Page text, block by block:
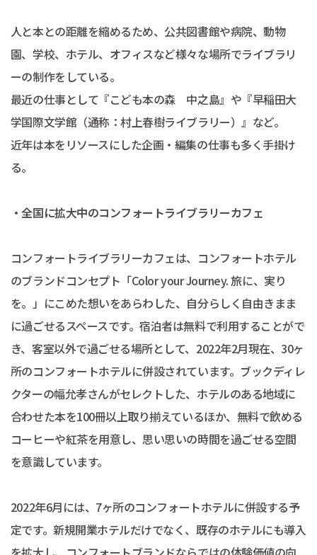
人と本との距離を縮めるため、公共図書館や病院、動物
園、学校、ホテル、オフィスなど様々な場所でライブラリ
ーの制作をしている。
最近の仕事として『こども本の森 中之島』や『早稲田大
学国際文学館（通称：村上春樹ライブラリー）』など。
近年は本をリソースにした企画・編集の仕事も多く手掛け
る。
・全国に拡大中のコンフォートライブラリーカフェ
コンフォートライブラリーカフェは、コンフォートホテル
のブランドコンセプト「Color your Journey. 旅に、実り
を。」にこめた想いをあらわした、自分らしく自由きまま
に過ごせるスペースです。宿泊者は無料で利用することがで
き、客室以外で過ごせる場所として、2022年2月現在、30ヶ
所のコンフォートホテルに併設されています。ブックディレ
クターの幅允孝さんがセレクトした、ホテルのある地域に
合わせた本を100冊以上取り揃えているほか、無料で飲める
コーヒーや紅茶を用意し、思い思いの時間を過ごせる空間
を意識しています。
2022年6月には、7ヶ所のコンフォートホテルに併設する予
定です。新規開業ホテルだけでなく、既存のホテルにも導入